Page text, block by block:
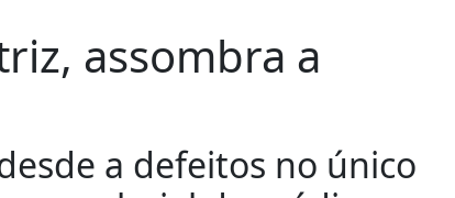
assombra a
a defeitos no único